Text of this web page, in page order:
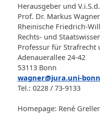
Herausgeber und
Prof. Dr. Markus Wagner
Rheinische Friedrich-
Rechts- und
Professur für Strafrecht
Adenauerallee 24-42
53113 Bonn
wagner@jura.uni-
Tel.: 0228 / 73-9133
Homepage: René